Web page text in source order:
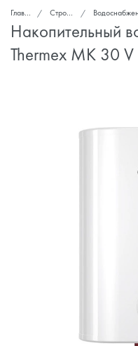
Главная Стройка и ремонт Водоснабжение, канализация,
Накопительный
Thermex MK 30 V